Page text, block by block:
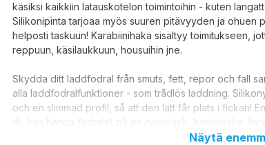
käsiksi kaikkiin latauskotelon toimintoihin - kuten
Silikonipinta tarjoaa myös suuren pitävyyden ja ohuen
helposti taskuun! Karabiinihaka sisältyy toimitukseen,
reppuun, käsilaukkuun, housuihin jne.
Skydda ditt laddfodral från smuts, fett, repor och fall
alla laddfodralfunktioner - som trådlös laddning.
och en slimmad profil, så att den lätt får plats i fickan!
du kan hänga fodralet på en ryggsäck, handväska,
Näytä